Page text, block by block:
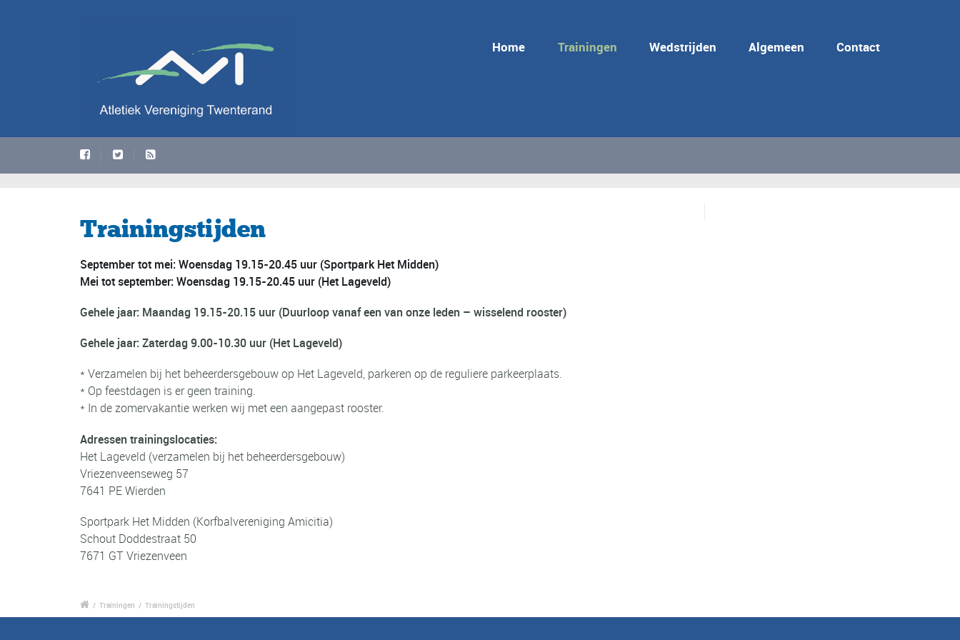
Home Trainingen Wedstrijden Algemeen Contact
Trainingstijden
September tot mei: Woensdag 19.15-20.45 uur (Sportpark Het Midden)
Mei tot september: Woensdag 19.15-20.45 uur (Het Lageveld)
Gehele jaar: Maandag 19.15-20.15 uur (Duurloop vanaf een van onze leden – wisselend rooster)
Gehele jaar: Zaterdag 9.00-10.30 uur (Het Lageveld)
* Verzamelen bij het beheerdersgebouw op Het Lageveld, parkeren op de reguliere parkeerplaats.
* Op feestdagen is er geen training.
* In de zomervakantie werken wij met een aangepast rooster.
Adressen trainingslocaties:
Het Lageveld (verzamelen bij het beheerdersgebouw)
Vriezenveenseweg 57
7641 PE Wierden
Sportpark Het Midden (Korfbalvereniging Amicitia)
Schout Doddestraat 50
7671 GT Vriezenveen
/ Trainingen / Trainingstijden